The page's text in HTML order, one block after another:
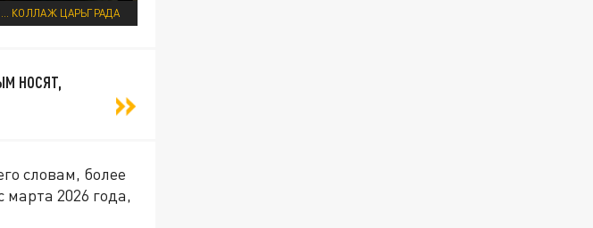
КОЛЛАЖ ЦАРЬГРАДА
носят,
словам, более
марта 2026 года,